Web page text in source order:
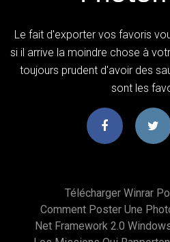
Le fait d'exporter vos favoris
si il arrive la moindre chose à
toujours prudent d'avoir des
sont les
Télécharger Winrar
Comment Poster Une
Net Framework 2.0